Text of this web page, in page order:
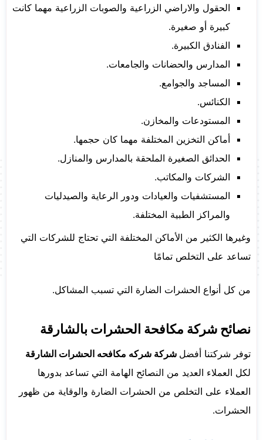
الحقول والاراضي الزراعية والصوبات الزراعية مهما كانت
كبيرة أو صغيرة.
الفنادق الكبيرة.
المدارس والحضانات والجامعات.
المساجد والجوامع.
الكنائس.
المستودعات والمخازن.
أماكن التخزين المختلفة مهما كان حجمها.
الحدائق الصغيرة الملحقة بالمدارس والمنازل.
الشركات والمكاتب.
المستشفيات والعيادات ودور الرعاية والصيدليات
والمراكز الطبية المختلفة.
وغيرها الكثير من الأماكن المختلفة التي تحتاج للشركات التي
تساعد على التخلص تمامًا
من كل أنواع الحشرات الضارة التي تسبب المشاكل.
نصائح شركة مكافحة الحشرات بالشارقة
توفر شركتنا أفضل شركة شركه مكافحه الحشرات الشارقة
لكل العملاء العديد من النصائح الهامة التي تساعد بدورها
العملاء على التخلص من الحشرات الضارة والوقاية من ظهور
الحشرات.